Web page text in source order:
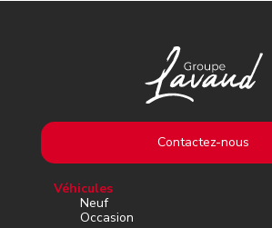
Contactez-nous
Véhicules
Neuf
Occasion